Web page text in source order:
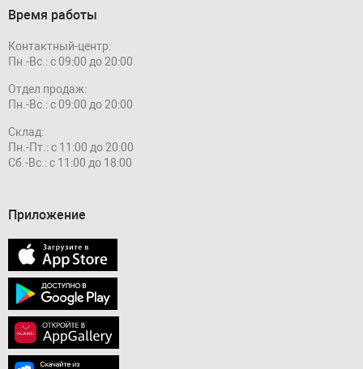
Время работы
Контактный-центр:
Пн.-Вс.: с 09:00 до 20:00
Отдел продаж:
Пн.-Вс.: с 09:00 до 20:00
Склад:
Пн.-Пт.: с 11:00 до 20:00
Сб.-Вс.: с 11:00 до 18:00
Приложение